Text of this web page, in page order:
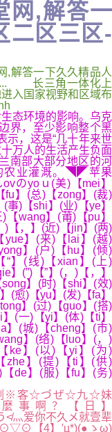
网,解答一
二区三区-
,解答一下久久精品人
... 长三角一体化上
入国家视野和区域布
态环境的影响。乌克
界，至少影响整个黑
示，这是“几十年来世
万人的生活产生负面
南部大部分地区的河
农业灌溉。◥◤苹果
yoｕ(美)【mei】
fu】(总)【zong】(裁)
事)【shi】(业)【ye】
wang】(莆)【pu】
)【，】(近)【jin】(两)
yue】(来)【lai】(越)
】(户)【hu】(倾)
“】(线)【xian】(上)
】(”)【”】(，)【，】
】(时)【shi】(效)
(愈)【yu】(发)【fa】
】(过)【guo】(搭)
(一)【yi】(体)【ti】
】(城)【cheng】(市)
】(络)【luo】(，)
ke】(以)【yi】(为)
zhe】(提)【ti】(供)
【de】(服)【fu】(务)
※客☆づぜ☆九☆妹
事啊？【日】
你不久メ就壹辈
【4】′ц*)(●ゝω)